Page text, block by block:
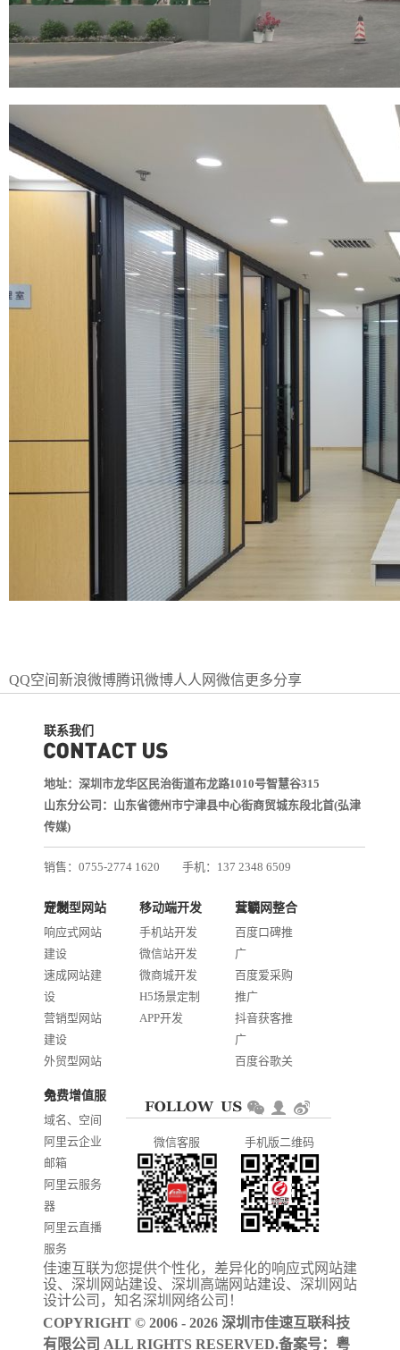
QQ空间 新浪微博腾讯微博人人网微信更多分享
联系我们
地址：深圳市龙华区民治街道布龙路1010号智慧谷315
山东分公司：山东省德州市宁津县中心街商贸城东段北首(弘津
传媒)
销售：0755-2774 1620
手机：137 2348 6509
邮箱：services@jiasuweb.com
定制型网站开发
响应式网站
建设
速成网站建
设
营销型网站
建设
外贸型网站
商城网站开
发
门户信息平
台开发
移动端开发
手机站开发
微信站开发
微商城开发
H5场景定制
APP开发
互联网整合营销
百度口碑推
广
百度爱采购
推广
抖音获客推
广
百度谷歌关
AI智能发布
免费增值服务
域名、空间
阿里云企业
邮箱
阿里云服务
器
阿里云直播
服务
阿里云ICP备
案
微信客服 手机版二维码
佳速互联为您提供个性化，差异化的响应式网站建
设、 深圳网站建设、 深圳高端网站建设、 深圳网站
设计公司 ，知名深圳网络公司 ！
COPYRIGHT © 2006 - 2026 深圳市佳速互联科技
有限公司 ALL RIGHTS RESERVED.备案号： 粤